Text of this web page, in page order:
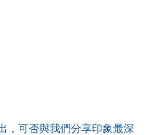
，可否與我們分享印象最深